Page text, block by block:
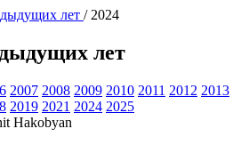
лет / 2024
лет
2007 2008 2009 2010 2011 2012 2013
2019 2021 2024 2025